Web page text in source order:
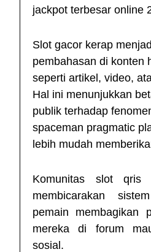
jackpot terbesar online
Slot gacor kerap
pembahasan di konten
seperti artikel, video,
Hal ini menunjukkan
publik terhadap
spaceman pragmatic
lebih mudah
Komunitas slot qris
membicarakan
pemain membagikan
mereka di forum
sosial.